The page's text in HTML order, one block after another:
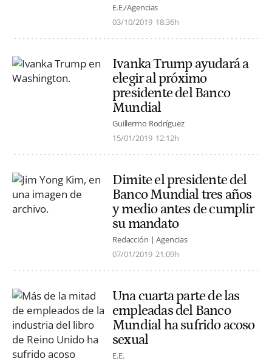
E.E./Agencias
03/10/2019 18:36h
Ivanka Trump ayudará a
elegir al próximo
presidente del Banco
Mundial
Guillermo Rodríguez
15/01/2019 12:12h
Dimite el presidente del
Banco Mundial tres años
y medio antes de cumplir
su mandato
Redacción | Agencias
07/01/2019 21:09h
Una cuarta parte de las
empleadas del Banco
Mundial ha sufrido acoso
sexual
E.E.